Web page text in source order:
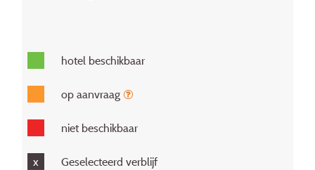
hotel beschikbaar
op aanvraag
niet beschikbaar
x Geselecteerd verblijf